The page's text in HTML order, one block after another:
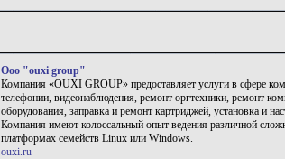
Ооо "ouxi group"
Компания «OUXI GROUP» предоставляет услуги в сфере
телефонии, видеонаблюдения, ремонт оргтехники, ремонт
оборудования, заправка и ремонт картриджей, установка и
Компания имеют колоссальный опыт ведения различной
платформах семейств Linux или Windows.
ouxi.ru